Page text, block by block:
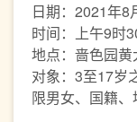
日期：2021年8
时间：上午9时
地点：啬色园黄
对象：3至17岁
限男女、国籍、